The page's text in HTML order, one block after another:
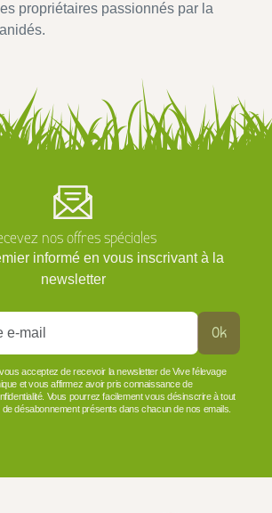
propriétaires passionnés par la
nos offres spéciales
informé en vous inscrivant à la
newsletter
Ok
acceptez de recevoir la newsletter de Vive l'élevage
et vous affirmez avoir pris connaissance de
Vous pourrez facilement vous désinscrire à tout
de désabonnement présents dans chacun de nos emails.